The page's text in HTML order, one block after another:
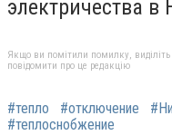
электричества
Якщо ви помітили помилку, виділіть
повідомити про це редакцію
#тепло #отключение
#теплоснобжение